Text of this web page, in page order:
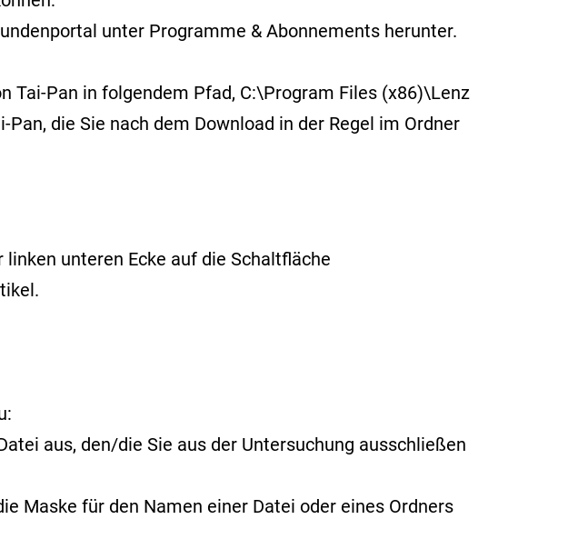
unter Programme & Abonnements herunter.
Tai-Pan in folgendem Pfad, C:\Program Files (x86)\Lenz
die Sie nach dem Download in der Regel im Ordner
unteren Ecke auf die Schaltfläche
.
aus, den/die Sie aus der Untersuchung ausschließen
Maske für den Namen einer Datei oder eines Ordners